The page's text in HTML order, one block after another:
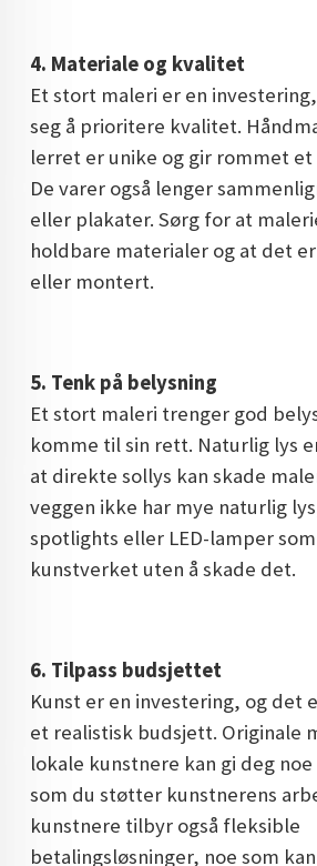
4. Materiale og kvalitet
Et stort maleri er en
seg å prioritere kvalitet.
lerret er unike og gir rommet
De varer også lenger
eller plakater. Sørg for at
holdbare materialer og at det
eller montert.
5. Tenk på belysning
Et stort maleri trenger god
komme til sin rett. Naturlig lys
at direkte sollys kan skade
veggen ikke har mye naturlig
spotlights eller LED-lamper
kunstverket uten å skade det.
6. Tilpass budsjettet
Kunst er en investering, og det
et realistisk budsjett. Originale
lokale kunstnere kan gi deg
som du støtter kunstnerens
kunstnere tilbyr også fleksible
betalingsløsninger, noe som